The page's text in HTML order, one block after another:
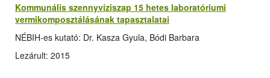
Kommunális szennyvíziszap 15 hetes laboratóriumi
vermikomposztálásának tapasztalatai
NÉBIH-es kutató: Dr. Kasza Gyula, Bódi Barbara
Lezárult: 2015